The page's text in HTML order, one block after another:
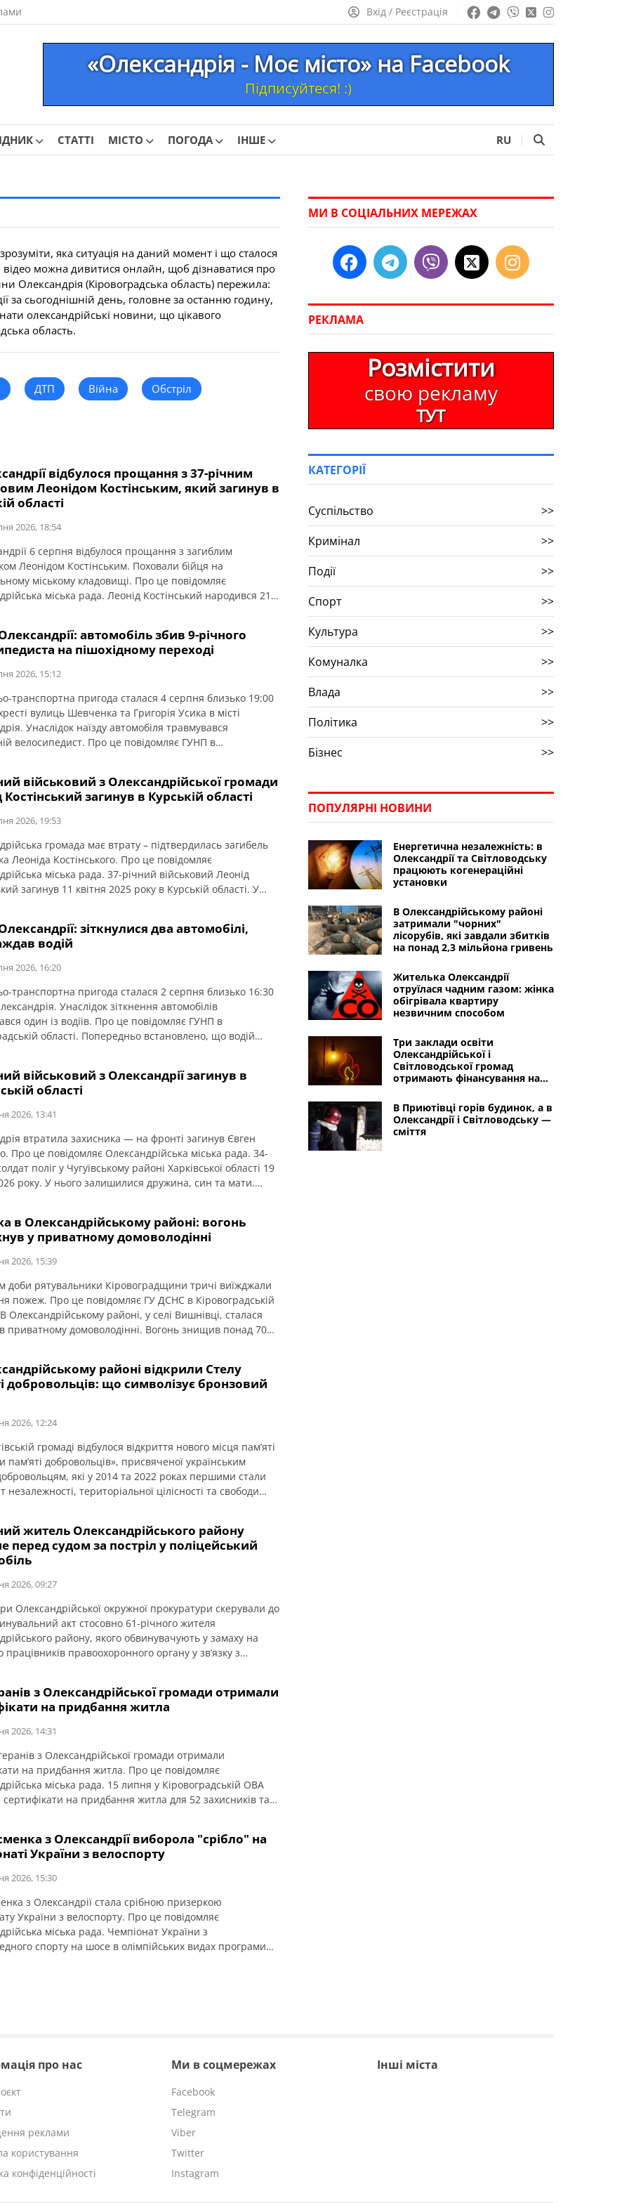
Вхід / Реєстрація
«Олександрія - Моє місто» на Facebook
Підписуйтеся! :)
СТАТТІ МІСТО ПОГОДА ІНШЕ RU
яка ситуація на даний момент і що сталося
можна дивитися онлайн, щоб дізнаватися про
Олександрія (Кіровоградська область) пережила:
за сьогоднішній день, головне за останню годину,
олександрійські новини, що цікавого
область.
ДТП Війна Обстріл
відбулося прощання з 37-річним
Леонідом Костінським, який загинув в
області
2026, 18:54
6 серпня відбулося прощання з загиблим
Леонідом Костінським. Поховали бійця на
міському кладовищі. Про це повідомляє
міська рада. Леонід Костінський народився 21
району, де навчався у місцевій школі та здобув
освіту. Саме […]
автомобіль збив 9-річного
на пішохідному переході
2026, 15:12
транспортна пригода сталася 4 серпня близько 19:00
вулиць Шевченка та Григорія Усика в місті
Унаслідок наїзду автомобіля травмувався
велосипедист. Про це повідомляє ГУНП в
здійснила наїзд на 9-річного хлопчика, який
пішохідний перехід на велосипеді. У результаті […]
військовий з Олександрійської громади
Костінський загинув в Курській області
2026, 19:53
громада має втрату – підтвердилась загибель
Леоніда Костінського. Про це повідомляє
міська рада. 37-річний військовий Леонід
загинув 11 квітня 2025 року в Курській області. У
зіткнулися два автомобілі,
водій
2026, 16:20
транспортна пригода сталася 2 серпня близько 16:30
Унаслідок зіткнення автомобілів
один із водіїв. Про це повідомляє ГУНП в
області. Попередньо встановлено, що водій
зіткнення з автомобілем Kia під керуванням
1997 року […]
військовий з Олександрії загинув в
області
2026, 13:41
втратила захисника — на фронті загинув Євген
Про це повідомляє Олександрійська міська рада. 34-
поліг у Чугуївському районі Харківської області 19
року. У нього залишилися дружина, син та мати.
в Олександрійському районі: вогонь
у приватному домоволодінні
2026, 15:39
доби рятувальники Кіровоградщини тричі виїжджали
пожеж. Про це повідомляє ГУ ДСНС в Кіровоградській
Олександрійському районі, у селі Вишнівці, сталася
приватному домоволодінні. Вогонь знищив понад 70
районі відкрили Стелу
добровольців: що символізує бронзовий
2026, 12:24
громаді відбулося відкриття нового місця пам’яті
пам’яті добровольців», присвяченої українським
які у 2014 та 2022 роках першими стали
незалежності, територіальної цілісності та свободи
учасник антитерористичної операції та захисник
Погрібний (позивний «Змій»). Саме […]
житель Олександрійського району
перед судом за постріл у поліцейський
2026, 09:27
Олександрійської окружної прокуратури скерували до
акт стосовно 61-річного жителя
району, якого обвинувачують у замаху на
працівників правоохоронного органу у зв’язку з
події сталися ввечері 2 квітня 2026 року в одному із сіл
[…]
з Олександрійської громади отримали
на придбання житла
2026, 14:31
з Олександрійської громади отримали
на придбання житла. Про це повідомляє
міська рада. 15 липня у Кіровоградській ОВА
на придбання житла для 52 захисників та
Валерій Полунін, Володимир Самойлов, Андрій
Володимир Каменецький, Михайло […]
з Олександрії виборола "срібло" на
України з велоспорту
2026, 15:30
з Олександрії стала срібною призеркою
України з велоспорту. Про це повідомляє
міська рада. Чемпіонат України з
спорту на шосе в олімпійських видах програми
МИ В СОЦІАЛЬНИХ МЕРЕЖАХ
РЕКЛАМА
Розмістити
свою рекламу
ТУТ
КАТЕГОРІЇ
Суспільство
>>
Кримінал
>>
Події
>>
Спорт
>>
Культура
>>
Комуналка
>>
Влада
>>
Політика
>>
Бізнес
>>
ПОПУЛЯРНІ НОВИНИ
Енергетична незалежність: в
Олександрії та Світловодську
працюють когенераційні
установки
В Олександрійському районі
затримали "чорних"
лісорубів, які завдали збитків
на понад 2,3 мільйона гривень
Жителька Олександрії
отруїлася чадним газом: жінка
обігрівала квартиру
незвичним способом
Три заклади освіти
Олександрійської і
Світловодської громад
отримають фінансування на
стійкості
В Приютівці горів будинок, а в
Олександрії і Світловодську —
сміття
про нас
реклами
користування
конфіденційності
Ми в соцмережах
Facebook
Telegram
Viber
Twitter
Instagram
Інші міста